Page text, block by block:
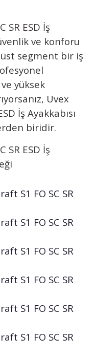
SR ESD İş
ve konforu
segment bir iş
yüksek
Uvex
İş Ayakkabısı
biridir.
SR ESD İş
S1 FO SC SR
S1 FO SC SR
S1 FO SC SR
S1 FO SC SR
S1 FO SC SR
S1 FO SC SR